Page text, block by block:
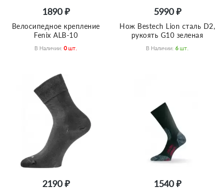
1890 ₽
Велосипедное крепление
Fenix ALB-10
В Наличии: 0 Шт.
5990 ₽
Нож Bestech Lion сталь D2,
рукоять G10 зеленая
В Наличии: 6 Шт.
2190 ₽ 1540 ₽